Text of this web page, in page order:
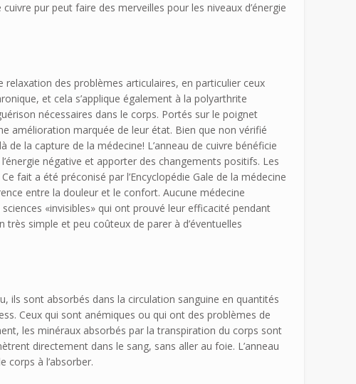
pur peut faire des merveilles pour les niveaux d’énergie
des problèmes articulaires, en particulier ceux
et cela s’applique également à la polyarthrite
nécessaires dans le corps. Portés sur le poignet
amélioration marquée de leur état. Bien que non vérifié
la capture de la médecine! L’anneau de cuivre bénéficie
négative et apporter des changements positifs. Les
fait a été préconisé par l’Encyclopédie Gale de la médecine
entre la douleur et le confort. Aucune médecine
«invisibles» qui ont prouvé leur efficacité pendant
très simple et peu coûteux de parer à d’éventuelles
ils sont absorbés dans la circulation sanguine en quantités
Ceux qui sont anémiques ou qui ont des problèmes de
les minéraux absorbés par la transpiration du corps sont
directement dans le sang, sans aller au foie. L’anneau
corps à l’absorber.